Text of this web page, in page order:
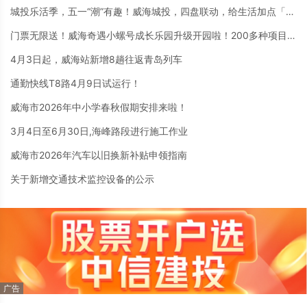
城投乐活季，五一“潮”有趣！威海城投，四盘联动，给生活加点「乐」。
门票无限送！威海奇遇小螺号成长乐园升级开园啦！200多种项目4月30日至5月7日盛大迎客！
4月3日起，威海站新增8趟往返青岛列车
通勤快线T8路4月9日试运行！
威海市2026年中小学春秋假期安排来啦！
3月4日至6月30日,海峰路段进行施工作业
威海市2026年汽车以旧换新补贴申领指南
关于新增交通技术监控设备的公示